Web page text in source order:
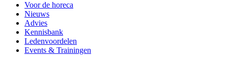
Voor de horeca
Nieuws
Advies
Kennisbank
Ledenvoordelen
Events & Trainingen